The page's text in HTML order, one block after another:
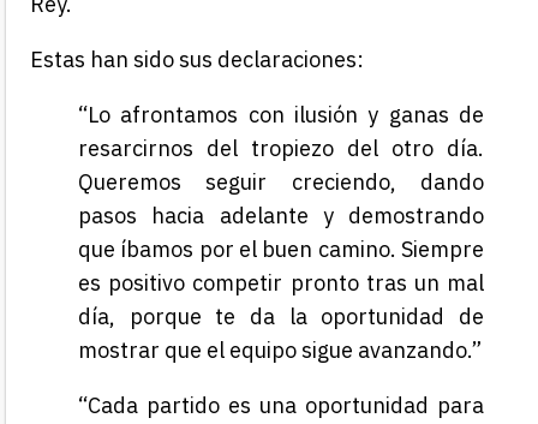
Estas han sido sus declaraciones:
“Lo afrontamos con ilusión y ganas de
resarcirnos del tropiezo del otro día.
Queremos seguir creciendo, dando
pasos hacia adelante y demostrando
que íbamos por el buen camino. Siempre
es positivo competir pronto tras un mal
día, porque te da la oportunidad de
mostrar que el equipo sigue avanzando.”
“Cada partido es una oportunidad para